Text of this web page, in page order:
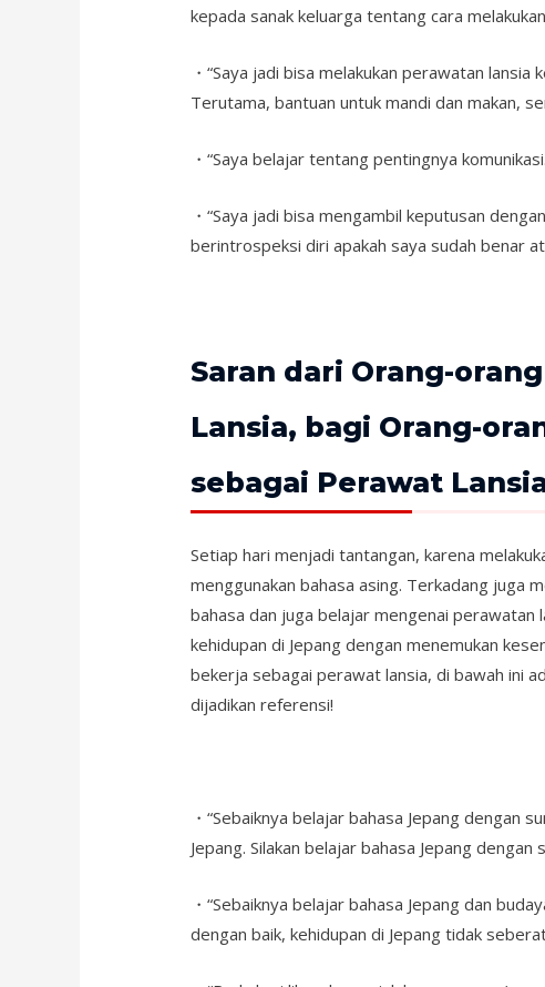
kepada sanak keluarga tentang cara
・“Saya jadi bisa melakukan perawatan
Terutama, bantuan untuk mandi dan makan,
・“Saya belajar tentang pentingnya
・“Saya jadi bisa mengambil keputusan
berintrospeksi diri apakah saya sudah benar
Saran dari Orang-
Lansia, bagi Orang-
sebagai Perawat
Setiap hari menjadi tantangan, karena
menggunakan bahasa asing. Terkadang juga
bahasa dan juga belajar mengenai
kehidupan di Jepang dengan menemukan
bekerja sebagai perawat lansia, di bawah ini
dijadikan referensi!
・“Sebaiknya belajar bahasa Jepang dengan
Jepang. Silakan belajar bahasa Jepang dengan
・“Sebaiknya belajar bahasa Jepang dan
dengan baik, kehidupan di Jepang tidak